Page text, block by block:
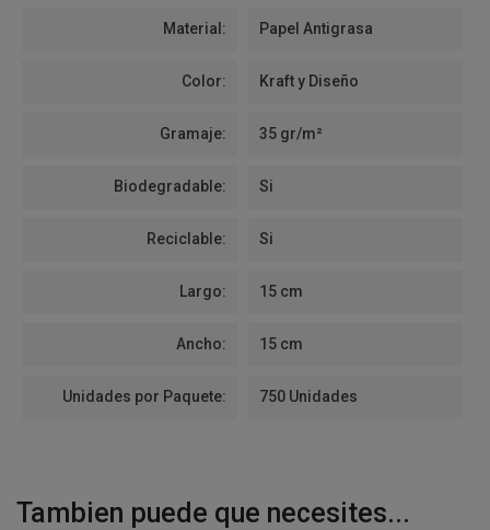
Material: Papel Antigrasa
Color: Kraft y Diseño
Gramaje: 35 gr/m²
Biodegradable: Si
Reciclable: Si
Largo: 15 cm
Ancho: 15 cm
Unidades por Paquete: 750 Unidades
Tambien puede que necesites...